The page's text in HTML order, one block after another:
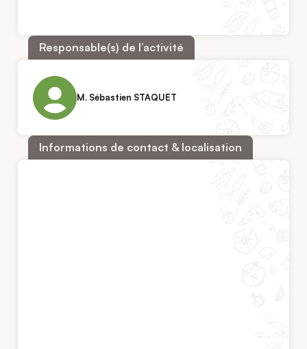
Responsable(s) de l’activité
M. Sébastien STAQUET
Informations de contact & localisation